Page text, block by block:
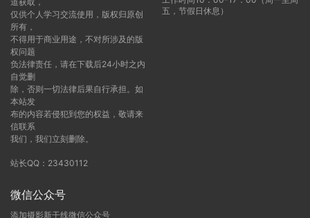
仅供个人学习交流使用，版权归原创
所有，
不得用于商业用途，不对所涉及的版
权问题
负法律责任，请在下载后24小时之内
自觉删
除，否则一切法律后果自行承担。如
本站发
布的内容若侵犯到您的权益，敬请来
信联系
我们，我们立刻删除。
站长QQ：23430112
五，节假日休息）
微信公众号
添加摄影新干线微信公众号